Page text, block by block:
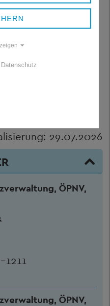
Sanitär
BS BA3 -
29.07.2026
ÖPNV,
1211
ÖPNV,
Datenschutz